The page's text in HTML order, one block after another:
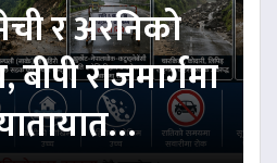
र अरनिको
बीपी राजमार्गमा